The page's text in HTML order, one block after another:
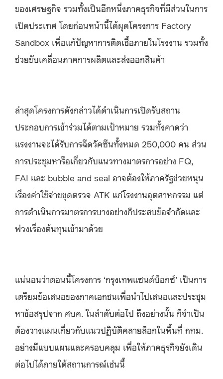
ของเศรษฐกิจ รวมทั้งเป็นอีกหนึ่งภาคธุรกิจที่มีส่วนในการ
เปิดประเทศ โดยก่อนหน้านี้ได้ผุดโครงการ Factory
Sandbox เพื่อแก้ปัญหาการติดเชื้อภายในโรงงาน รวมทั้ง
ช่วยขับเคลื่อนภาคการผลิตและส่งออกสินค้า
ล่าสุดโครงการดังกล่าวได้ดำเนินการเปิดรับสถาน
ประกอบการเข้าร่วมได้ตามเป้าหมาย รวมทั้งคาดว่า
แรงงานจะได้รับการฉีดวัคซีนทั้งหมด 250,000 คน ส่วน
การประชุมหารือเกี่ยวกับแนวทางมาตรการอย่าง FQ,
FAI และ bubble and seal อาจต้องให้ภาครัฐช่วยหนุน
เรื่องค่าใช้จ่ายชุดตรวจ ATK แก่โรงงานอุตสาหกรรม แต่
การดำเนินการมาตรการบางอย่างก็ประสบข้อจำกัดและ
พ่วงเรื่องต้นทุนเข้ามาด้วย
แน่นอนว่าตอนนี้โครงการ ‘กรุงเทพแซนด์บ็อกซ์’ เป็นการ
เตรียมข้อเสนอของภาคเอกชนเพื่อนำไปเสนอและประชุม
หาข้อสรุปจาก ศบค. ในลำดับต่อไป ถึงอย่างนั้น ก็จำเป็น
ต้องวางแผนเกี่ยวกับแนวปฏิบัติคลายล็อกในพื้นที่ กทม.
อย่างมีแบบแผนและครอบคลุม เพื่อให้ภาคธุรกิจยังเดิน
ต่อไปได้ภายใต้สถานการณ์เช่นนี้